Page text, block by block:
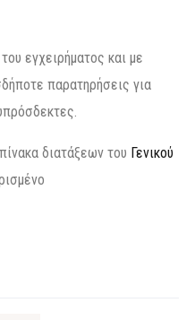
εγχειρήματος και με
παρατηρήσεις για
διατάξεων του Γενικού